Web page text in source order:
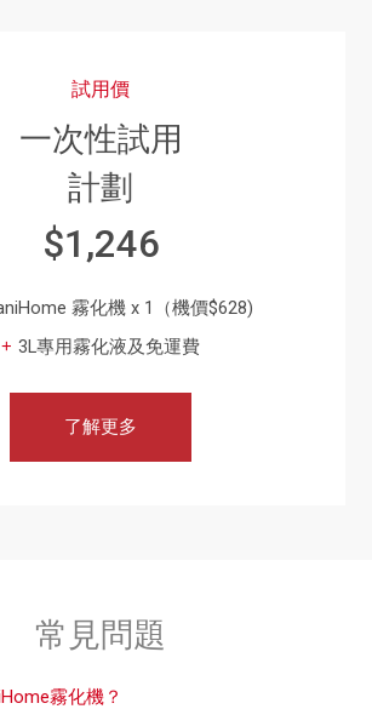
試用價
一次性試用
計劃
$1,246
霧化機 x 1（機價$628)
3L專用霧化液及免運費
了解更多
常見問題
霧化機？